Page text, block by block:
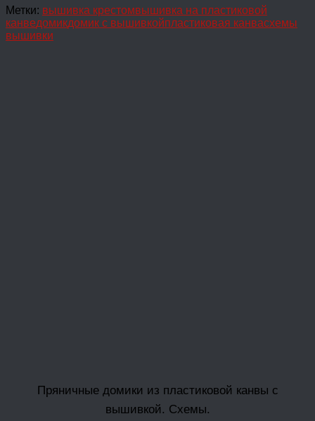
Метки: вышивка крестомвышивка на пластиковой
канведомикдомик с вышивкойпластиковая канвасхемы
вышивки
Пряничные домики из пластиковой канвы с
вышивкой. Схемы.